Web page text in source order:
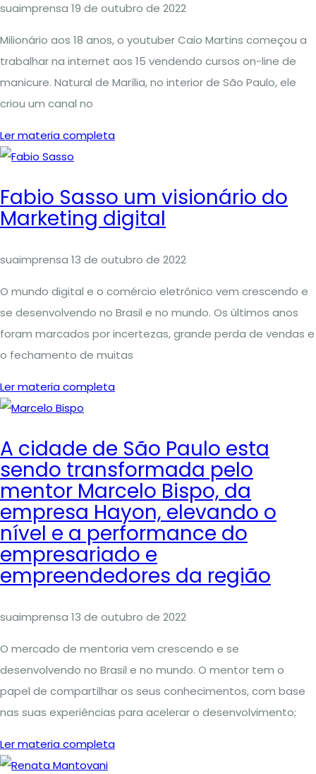
suaimprensa 19 de outubro de 2022
Milionário aos 18 anos, o youtuber Caio Martins começou a
trabalhar na internet aos 15 vendendo cursos on-line de
manicure. Natural de Marília, no interior de São Paulo, ele
criou um canal no
Ler materia completa
Fabio Sasso um visionário do
Marketing digital
suaimprensa 13 de outubro de 2022
O mundo digital e o comércio eletrônico vem crescendo e
se desenvolvendo no Brasil e no mundo. Os últimos anos
foram marcados por incertezas, grande perda de vendas e
o fechamento de muitas
Ler materia completa
A cidade de São Paulo esta
sendo transformada pelo
mentor Marcelo Bispo, da
empresa Hayon, elevando o
nível e a performance do
empresariado e
empreendedores da região
suaimprensa 13 de outubro de 2022
O mercado de mentoria vem crescendo e se
desenvolvendo no Brasil e no mundo. O mentor tem o
papel de compartilhar os seus conhecimentos, com base
nas suas experiências para acelerar o desenvolvimento;
Ler materia completa